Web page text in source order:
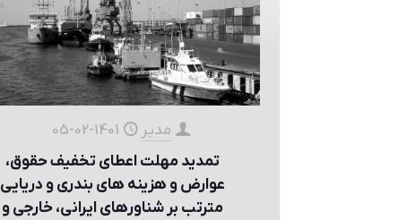
مدیر
1401-02-05
تمديد مهلت اعطای تخفيف حقوق،
عوارض و هزينه های بندری و دريايی
مترتب بر شناورهای ايراني، خارجی و